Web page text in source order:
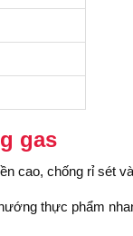
gas
cao, chống rỉ sét
thực phẩm